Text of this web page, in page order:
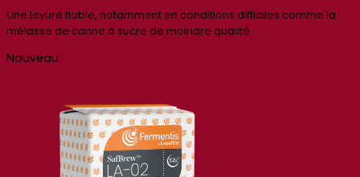
Une levure fiable, notamment en conditions difficiles comme la
mélasse de canne à sucre de moindre qualité.
Nouveau